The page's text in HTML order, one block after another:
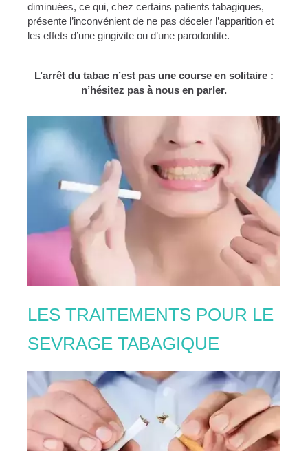
diminuées, ce qui, chez certains patients tabagiques,
présente l’inconvénient de ne pas déceler l’apparition et
les effets d’une gingivite ou d’une parodontite.
L’arrêt du tabac n’est pas une course en solitaire :
n’hésitez pas à nous en parler.
LES TRAITEMENTS POUR LE
SEVRAGE TABAGIQUE